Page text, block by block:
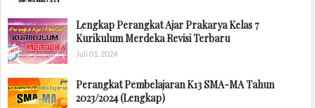
Lengkap Perangkat Ajar Prakarya Kelas 7
Kurikulum Merdeka Revisi Terbaru
Juli 01, 2024
Perangkat Pembelajaran K13 SMA-MA Tahun
2023/2024 (Lengkap)